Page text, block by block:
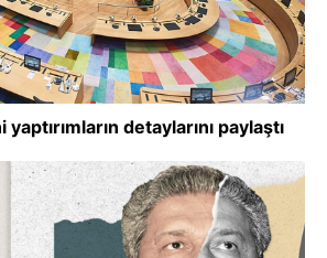
detaylarını paylaştı